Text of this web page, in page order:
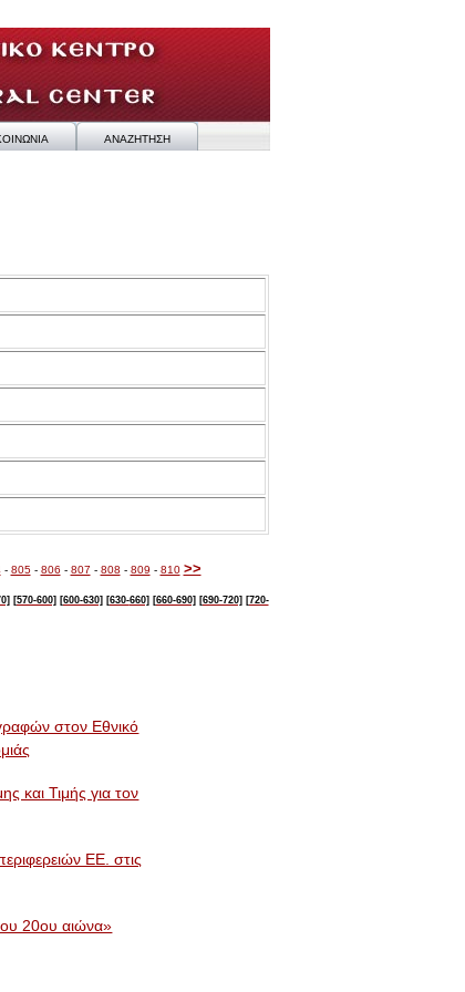
ΑΝΑΖΗΤΗΣΗ
- 805- 806 - 807 - 808 - 809 - 810 >>
[570-600] [600-630] [630-660] [660-690] [690-720] [720-
στον Εθνικό
και Τιμής για τον
ΕΕ. στις
20ου αιώνα»